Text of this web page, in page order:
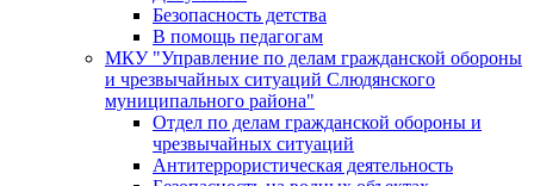
Безопасность детства
В помощь педагогам
МКУ "Управление по делам гражданской обороны
и чрезвычайных ситуаций Слюдянского
муниципального района"
Отдел по делам гражданской обороны и
чрезвычайных ситуаций
Антитеррористическая деятельность